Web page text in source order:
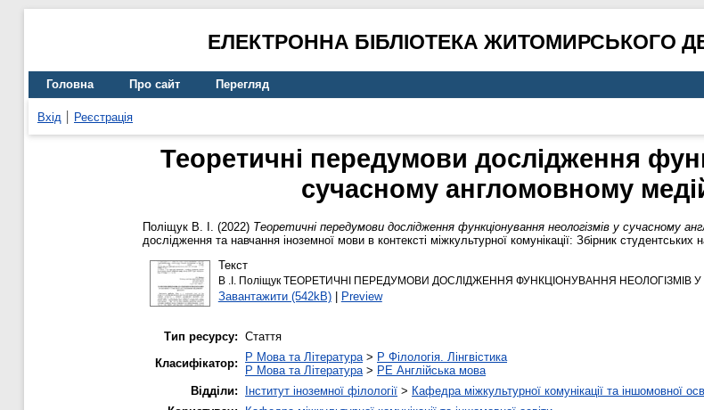
ЕЛЕКТРОННА БІБЛІОТЕКА ЖИТОМИРСЬКОГО
Головна Про сайт Перегляд
Вхід Реєстрація
Теоретичні передумови дослідження
сучасному англомовному
Поліщук В. І. (2022) Теоретичні передумови дослідження функціонування неологізмів у сучасному
дослідження та навчання іноземної мови в контексті міжкультурної комунікації: Збірник
Текст
В .І. Поліщук ТЕОРЕТИЧНІ ПЕРЕДУМОВИ ДОСЛІДЖЕННЯ ФУНКЦІОНУВАННЯ
Завантажити (542kB)| Preview
Тип ресурсу: Стаття
Класифікатор:
P Мова та Література> P Філологія. Лінгвістика
P Мова та Література> PE Англійська мова
Відділи:
Інститут іноземної філології > Кафедра міжкультурної комунікації та іншомовної